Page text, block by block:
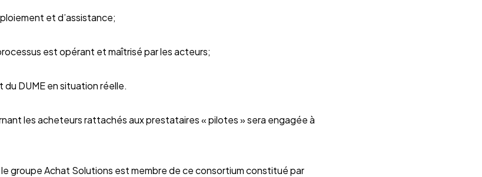
et d’assistance;
est opérant et maîtrisé par les acteurs;
DUME en situation réelle.
les acheteurs rattachés aux prestataires « pilotes » sera engagée à
groupe Achat Solutions est membre de ce consortium constitué par